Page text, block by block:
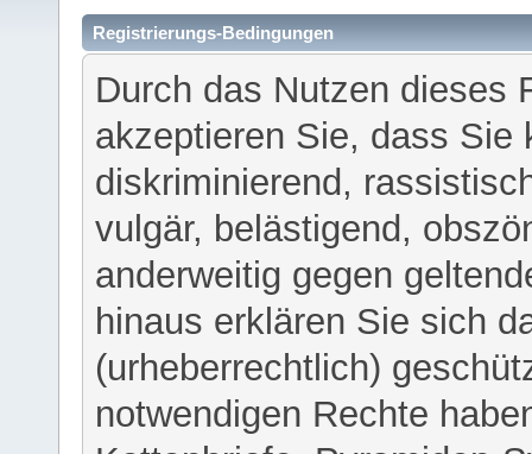
Registrierungs-Bedingungen
Durch das Nutzen dieses
akzeptieren Sie, dass Sie
diskriminierend,
vulgär, belästigend,
anderweitig gegen
hinaus erklären Sie sich
(urheberrechtlich)
notwendigen Rechte